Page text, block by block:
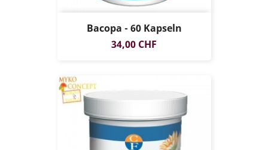
Bacopa - 60 Kapseln
Preis
34,00 CHF